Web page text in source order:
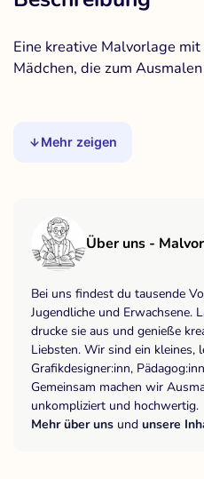
Eine kreative Malvorlage
Mädchen, die zum
Mehr zeigen
Über uns -
Bei uns findest du tausende
Jugendliche und Erwachsene.
drucke sie aus und genieße
Liebsten. Wir sind ein kleines,
Grafikdesigner:inn,
Gemeinsam machen wir
unkompliziert und hochwertig.
Mehr über uns und unsere